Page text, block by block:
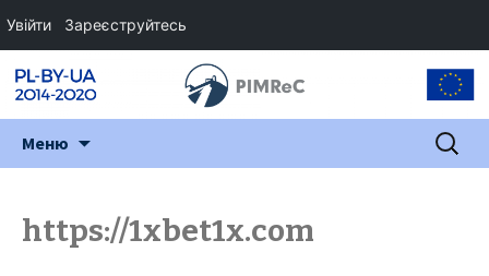
Меню Пошук:
https://1xbet1x.com
Увійти Зареєструйтесь